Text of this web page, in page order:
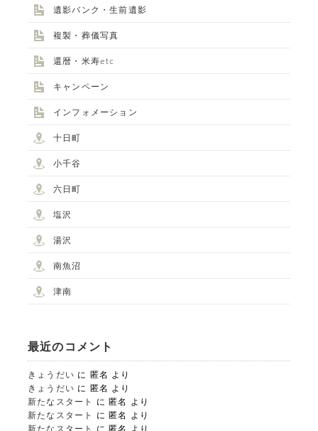
tel.025-752-3127
遺影バンク・生前遺影
複製・葬儀写真
還暦・米寿etc
キャンペーン
インフォメーション
十日町
小千谷
六日町
塩沢
湯沢
南魚沼
津南
最近のコメント
きょうだい に 匿名 より
きょうだい に 匿名 より
新たなスタート
に 匿名
より
新たなスタート
に 匿名
より
新たなスタート
に 匿名 より